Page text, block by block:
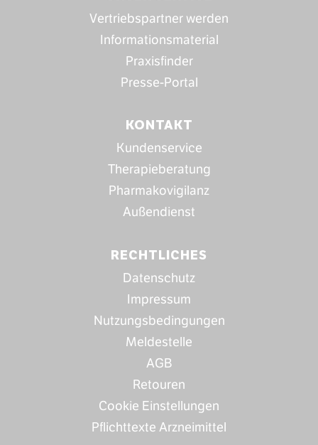
Vertriebspartner werden
Informationsmaterial
Praxisfinder
Presse-Portal
KONTAKT
Kundenservice
Therapieberatung
Pharmakovigilanz
Außendienst
RECHTLICHES
Datenschutz
Impressum
Nutzungsbedingungen
Meldestelle
AGB
Retouren
Cookie Einstellungen
Pflichttexte Arzneimittel